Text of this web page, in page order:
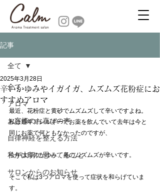
記事
全て
アロマ
お客様のお喜びの声
自律神経を整える方法
私が大切に思ってること
サロンからのお知らせ
全て
辛いかゆみやイガイガ、ムズムズ花粉症にお
すすめアロマ
2025年3月28日
最近、花粉症と黄砂でムズムズして辛いですよね。
私は通年アレルギーでお薬を飲んでいて去年は今と
同じお薬で何ともなかったのですが、
今年は目のかゆみ、鼻のムズムズが辛いです。
そこで私は3つアロマを使って症状を和らげていま
す。